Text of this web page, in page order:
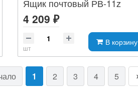
Ящик почтовый РВ-11z
4 209 ₽
шт
В корзину
1 2 3 4 5